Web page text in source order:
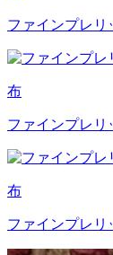
ファインプレリ
布
ファインプレリ
布
ファインプレリ